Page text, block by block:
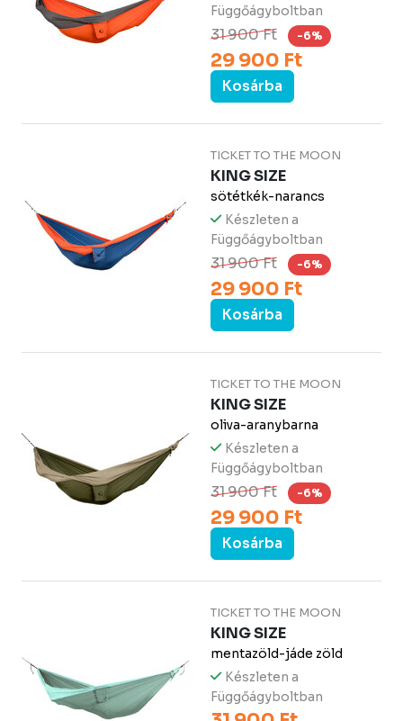
Függőágyboltban
31 900 Ft -6%
29 900 Ft
Kosárba
TICKET TO THE MOON
KING SIZE
sötétkék-narancs
Készleten a
Függőágyboltban
31 900 Ft -6%
29 900 Ft
Kosárba
TICKET TO THE MOON
KING SIZE
oliva-aranybarna
Készleten a
Függőágyboltban
31 900 Ft -6%
29 900 Ft
Kosárba
TICKET TO THE MOON
KING SIZE
mentazöld-jáde zöld
Készleten a
Függőágyboltban